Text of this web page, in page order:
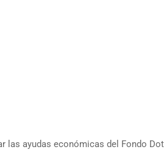
las ayudas económicas del Fondo